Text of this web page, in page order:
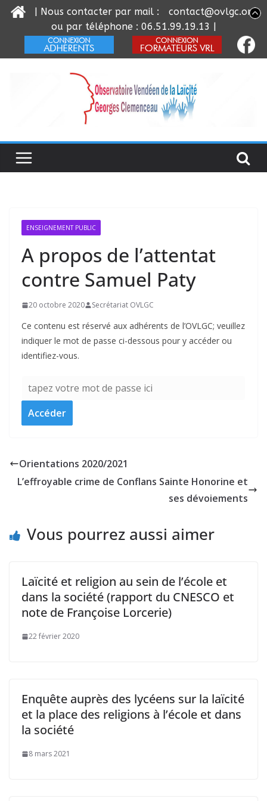
ENSEIGNEMENT PUBLIC
A propos de l’attentat
contre Samuel Paty
20 octobre 2020 Secrétariat OVLGC
Ce contenu est réservé aux adhérents de l’OVLGC; veuillez
indiquer le mot de passe ci-dessous pour y accéder ou
identifiez-vous.
Orientations 2020/2021
L’effroyable crime de Conflans Sainte Honorine et
ses dévoiements
Vous pourrez aussi aimer
Laïcité et religion au sein de l’école et
dans la société (rapport du CNESCO et
note de Françoise Lorcerie)
22 février 2020
Enquête auprès des lycéens sur la laïcité
et la place des religions à l’école et dans
la société
8 mars 2021
| Nous contacter par mail :
contact@ovlgc.org
ou par téléphone : 06.51.99.19.13 |